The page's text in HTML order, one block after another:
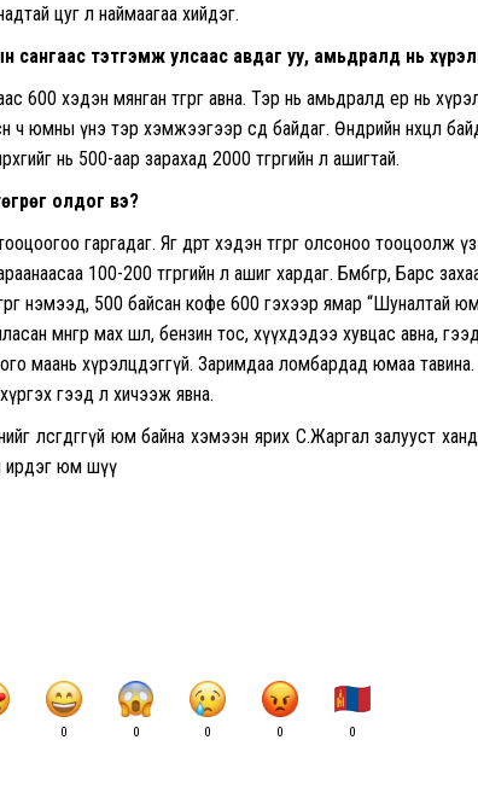
цуг л наймаагаа хийдэг.
сангаас тэтгэмж улсаас авдаг уу, амьдралд нь
600 хэдэн мянган төгрөг авна. Тэр нь амьдралд ер нь
ч юмны үнэ тэр хэмжээгээр өсөөд байдаг. Өнөөдрийн
нь 500-аар зарахад 2000 төгрөгийн л ашигтай.
олдог вэ?
гаргадаг. Яг өдөрт хэдэн төгрөг олсоноо
100-200 төгрөгийн л ашиг хардаг. Бөмбөгөр, Барс
нэмээд, 500 байсан кофе 600 гэхээр ямар “Шуналтай
мөнгөөрөө мах шөл, бензин тос, хүүхдэдээ хувцас авна,
маань хүрэлцдэггүй. Заримдаа ломбардад юмаа
гээд л хичээж явна.
өлсгөдөггүй юм байна хэмээн ярих С.Жаргал залууст
ирдэг юм шүү
0 0 0 0 0